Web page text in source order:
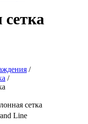
/
/
сетка
Line